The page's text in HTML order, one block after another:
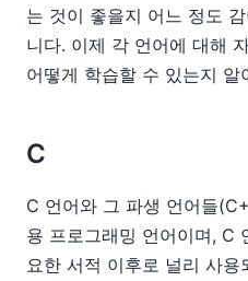
는 것이 좋을지 어느 정도
니다. 이제 각 언어에 대해
어떻게 학습할 수 있는지 알
C
C 언어와 그 파생 언어들
용 프로그래밍 언어이며, C
요한 서적 이후로 널리 사용